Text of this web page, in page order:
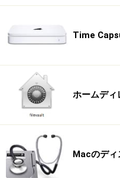
Time
ホームディ
Macのディ